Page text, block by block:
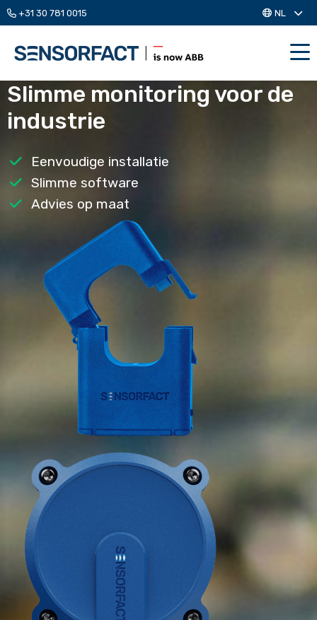
+31 30 781 0015 NL
Slimme monitoring voor de
industrie
Eenvoudige installatie
Slimme software
Advies op maat